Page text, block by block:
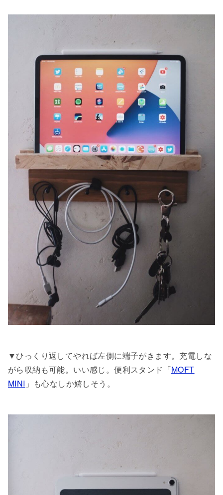
▼ひっくり返してやれば左側に端子がきます。充電しな
がら収納も可能。いい感じ。便利スタンド「MOFT
MINI 」も心なしか嬉しそう。